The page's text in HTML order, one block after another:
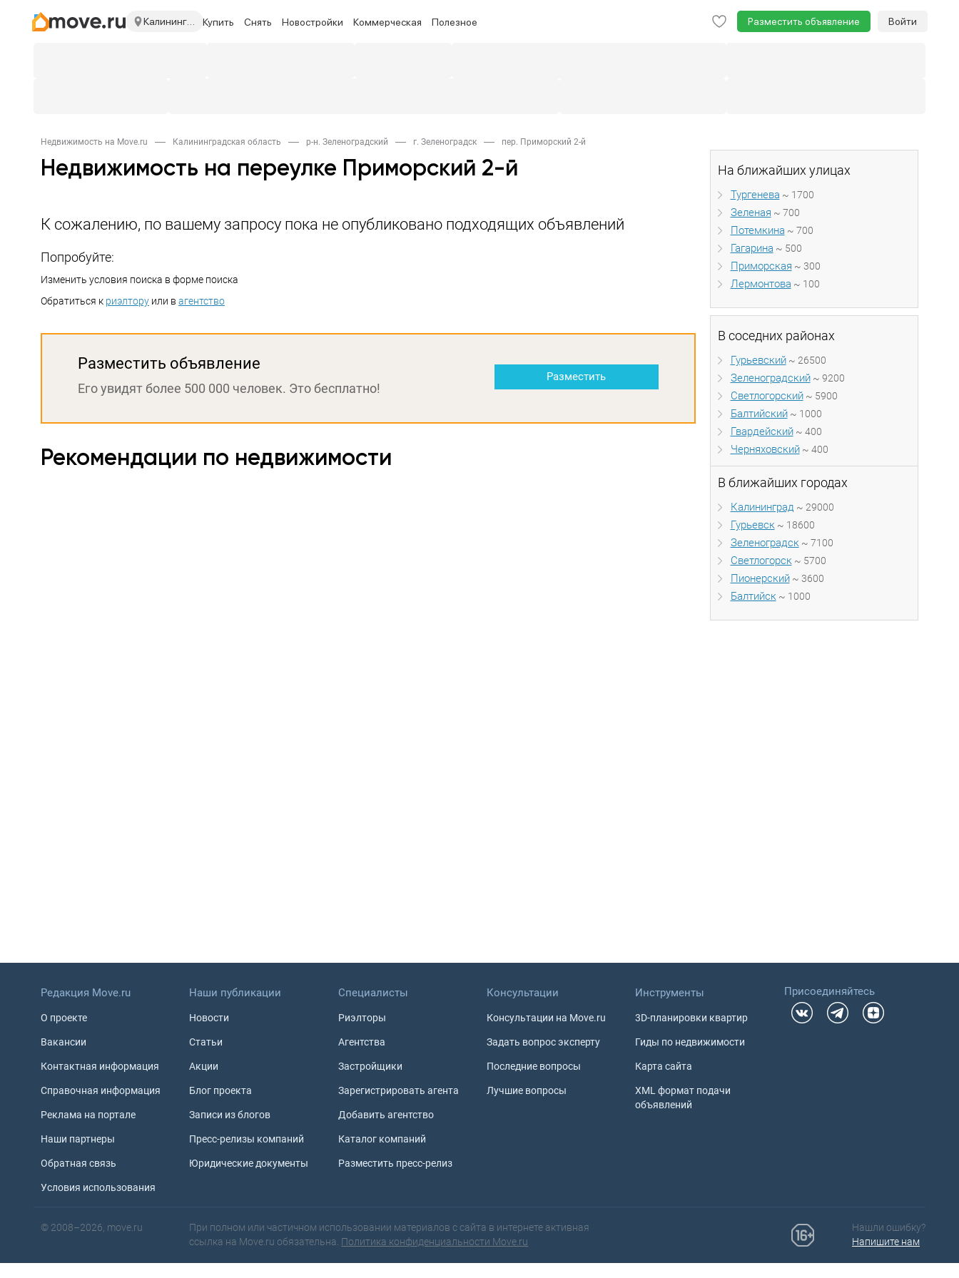
Калининградская область Купить Снять Новостройки Коммерческая Полезное Разместить объявление Войти
На ближайших улицах
Тургенева ~ 1700
Зеленая ~ 700
Потемкина ~ 700
Гагарина ~ 500
Приморская ~ 300
Лермонтова ~ 100
В соседних районах
Гурьевский~ 26500
Зеленоградский~ 9200
Светлогорский~ 5900
Балтийский~ 1000
Гвардейский~ 400
Черняховский~ 400
В ближайших городах
Калининград ~ 29000
Гурьевск ~ 18600
Зеленоградск ~ 7100
Светлогорск ~ 5700
Пионерский~ 3600
Балтийск ~ 1000
Недвижимость на Move.ru Калининградская область р-н. Зеленоградский г. Зеленоградск пер. Приморский 2-й
Недвижимость на переулке Приморский 2-й
К сожалению, по вашему запросу пока не опубликовано подходящих объявлений
Попробуйте:
Изменить условия поиска в форме поиска
Обратиться к риэлтору или в агентство
Разместить объявление
Его увидят более 500 000 человек. Это бесплатно!
Разместить
Рекомендации по недвижимости
Редакция Move.ru
О проекте
Вакансии
Контактная информация
Справочная информация
Реклама на портале
Наши партнеры
Обратная связь
Условия использования
Наши публикации
Новости
Статьи
Акции
Блог проекта
Записи из блогов
Пресс-релизы компаний
Юридические документы
Специалисты
Риэлторы
Агентства
Застройщики
Зарегистрировать агента
Добавить агентство
Каталог компаний
Разместить пресс-релиз
Консультации
Консультации на Move.ru
Задать вопрос эксперту
Последние вопросы
Лучшие вопросы
Инструменты
3D-планировки квартир
Гиды по недвижимости
Карта сайта
XML формат подачи
объявлений
Присоединяйтесь
© 2008–2026, move.ru
Нашли ошибку?
Напишите нам
При полном или частичном использовании материалов с сайта в интернете активная
ссылка на Move.ru обязательна. Политика конфиденциальности Move.ru